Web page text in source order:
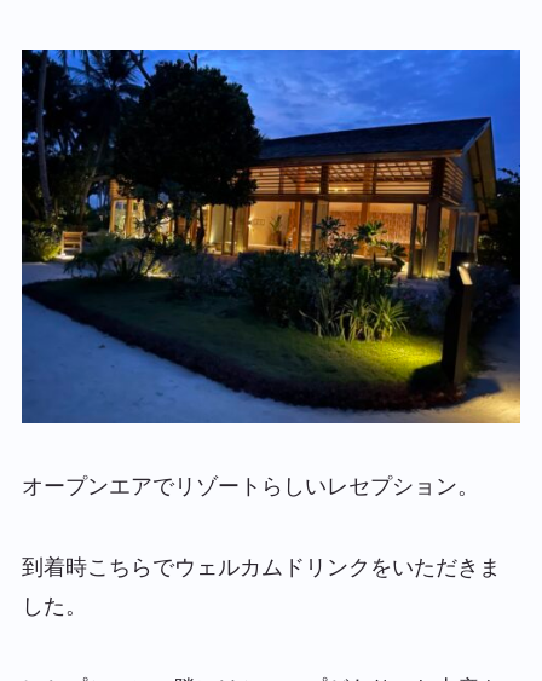
オープンエアでリゾートらしいレセプション。
到着時こちらでウェルカムドリンクをいただきま
した。